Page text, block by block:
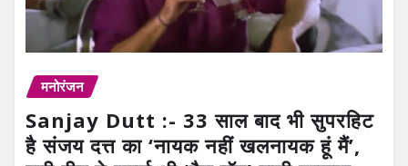
मनोरंजन
Sanjay Dutt :- 33 साल बाद भी सुपरहिट
है संजय दत्त का ‘नायक नहीं खलनायक हूं मैं’,